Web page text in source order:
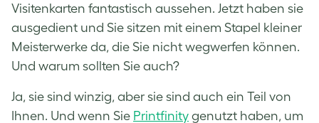
Visitenkarten fantastisch aussehen. Jetzt haben sie
ausgedient und Sie sitzen mit einem Stapel kleiner
Meisterwerke da, die Sie nicht wegwerfen können.
Und warum sollten Sie auch?
Ja, sie sind winzig, aber sie sind auch ein Teil von
Ihnen. Und wenn Sie Printfinity genutzt haben, um